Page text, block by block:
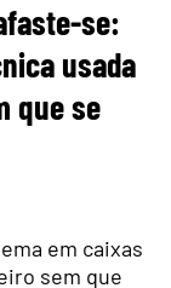
se:
usada
que se
em caixas
sem que